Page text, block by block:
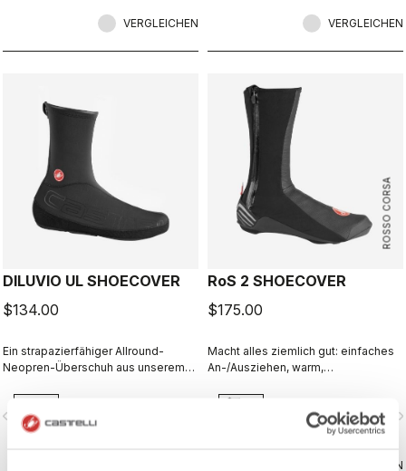
VERGLEICHEN VERGLEICHEN
DILUVIO UL SHOECOVER
$134.00
Ein strapazierfähiger Allround-
Neopren-Überschuh aus unserem
Neopren, mit versiegelten Nähten,
einer Skin-Out-Oberkante zum
Abdichten am Bein sowie einer
ROSSO CORSA
RoS 2 SHOECOVER
$175.00
Macht alles ziemlich gut: einfaches
An-/Ausziehen, warm,
atmungsaktiv. Das ergibt einen
hervorragenden Allround-
VERGLEICHEN